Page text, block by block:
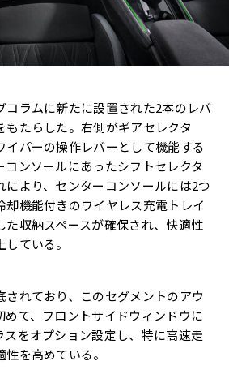
コラムに新たに設置された2本のレバ
もたらした。右側がギアセレクタ
イパーの操作レバーとして機能する
コンソールにあったシフトセレクタ
により、センターコンソールには2つ
却機能付きのワイヤレス充電トレイ
た収納スペースが確保され、快適性
ている。
れており、このセグメントのアウ
めて、フロントサイドウィンドウに
スをオプション設定し、特に高速走
を高めている。